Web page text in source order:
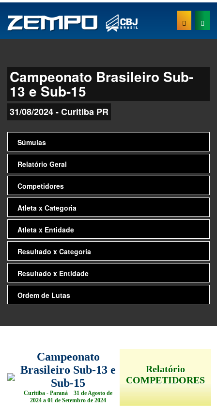
Campeonato Brasileiro Sub-
13 e Sub-15
31/08/2024 - Curitiba PR
Súmulas
Relatório Geral
Competidores
Atleta x Categoria
Atleta x Entidade
Resultado x Categoria
Resultado x Entidade
Ordem de Lutas